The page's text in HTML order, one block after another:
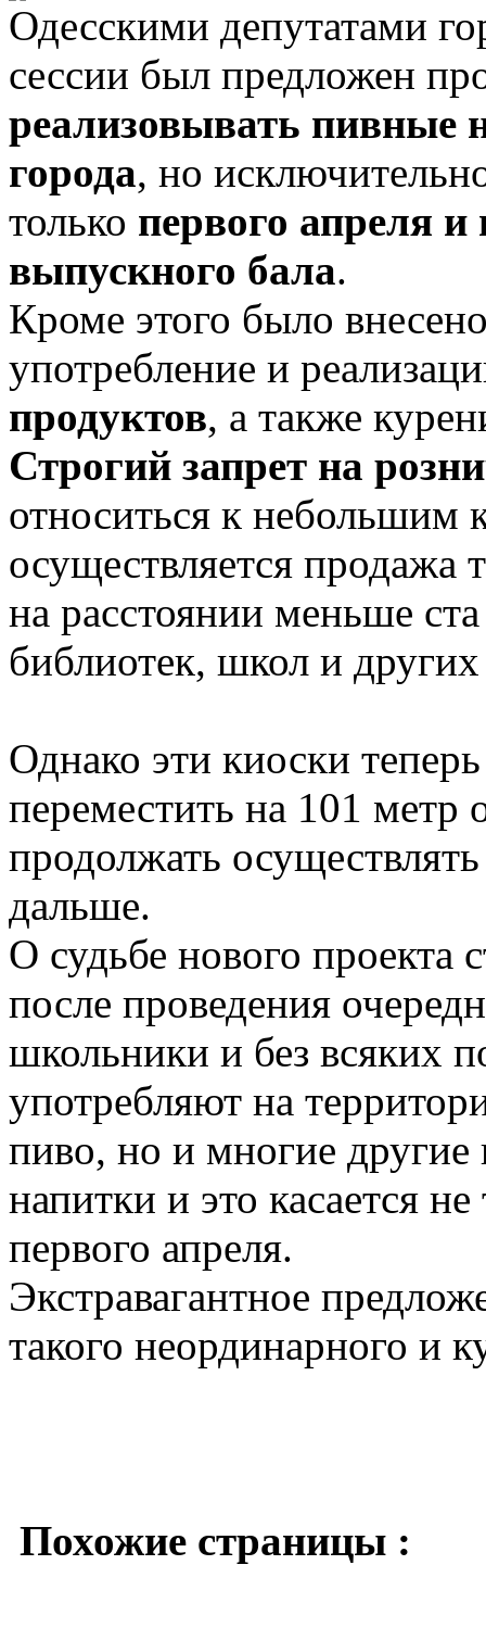
Одесскими депутатами
сессии был предложен
реализовывать пивные
города, но
только первого апреля и
выпускного бала.
Кроме этого было
употребление и
продуктов, а также
Строгий запрет на
относиться к небольшим
осуществляется продажа
на расстоянии меньше
библиотек, школ и
Однако эти киоски
переместить на 101 метр
продолжать
дальше.
О судьбе нового проекта
после проведения
школьники и без всяких
употребляют на
пиво, но и многие другие
напитки и это касается
первого апреля.
Экстравагантное
такого неординарного и
Похожие страницы :